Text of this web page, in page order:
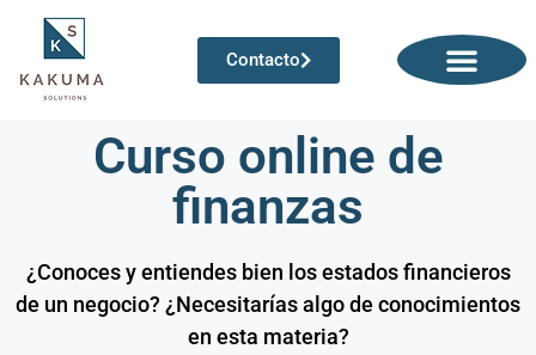
Contacto
Curso online de
finanzas
¿Conoces y entiendes bien los estados financieros
de un negocio? ¿Necesitarías algo de conocimientos
en esta materia?